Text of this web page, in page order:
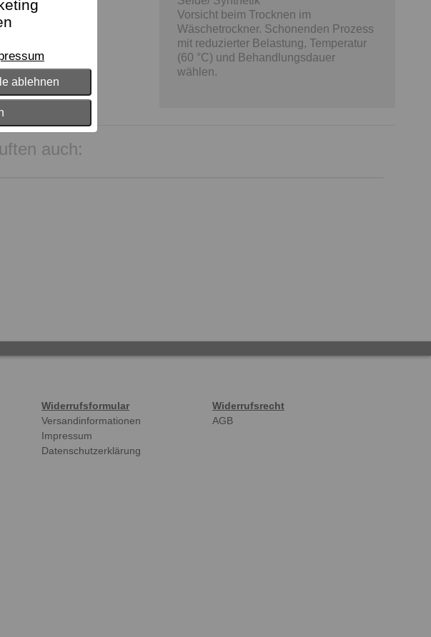
ablehnen
Vorsicht beim Trocknen im
Wäschetrockner. Schonenden Prozess
mit reduzierter Belastung, Temperatur
(60 °C) und Behandlungsdauer
wählen.
auch:
Widerrufsformular
Versandinformationen
Impressum
Datenschutzerklärung
Widerrufsrecht
AGB